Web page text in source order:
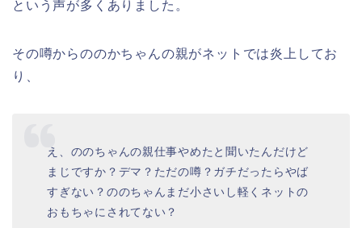
という声が多くありました。
その噂からののかちゃんの親がネットでは炎上してお
り、
え、ののちゃんの親仕事やめたと聞いたんだけど
まじですか？デマ？ただの噂？ガチだったらやば
すぎない？ののちゃんまだ小さいし軽くネットの
おもちゃにされてない？